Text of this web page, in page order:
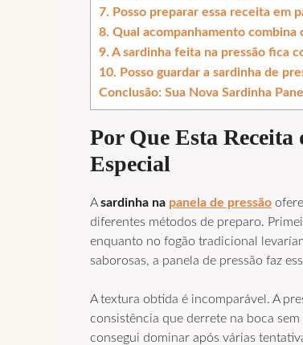
7. Posso preparar essa receita em
8. Qual acompanhamento combina
9. A sardinha feita na pressão fica
10. Posso guardar a sardinha de
Conclusão: Sua Nova Sardinha
Por Que Esta Receita
Especial
Asardinha na panela de pressão
diferentes métodos de preparo.
enquanto no fogão tradicional
saborosas, a panela de pressão faz
A textura obtida é incomparável. A
consistência que derrete na boca
consegui dominar após várias